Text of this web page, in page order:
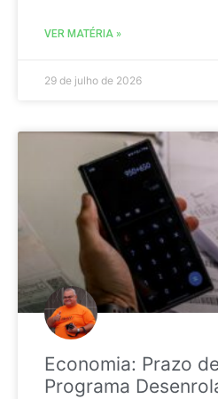
VER MATÉRIA »
29 de julho de 2026
Economia: Prazo
Programa